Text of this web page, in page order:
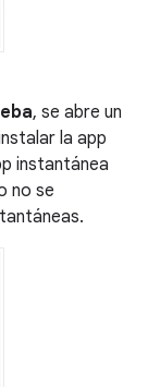
, se abre un
la app
instantánea
no se